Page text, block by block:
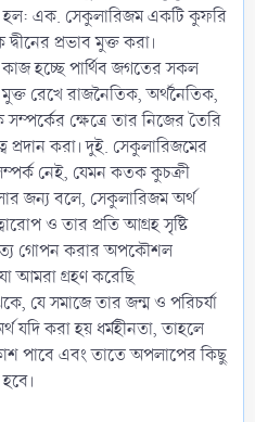
হল: এক. সেকুলারিজম একটি কুফরি
প্রভাব মুক্ত করা।
হচ্ছে পার্থিব জগতের সকল
মুক্ত রেখে রাজনৈতিক, অর্থনৈতিক,
ক্ষেত্রে তার নিজের তৈরি
প্রদান করা। দুই. সেকুলারিজমের
নেই, যেমন কতক কুচক্রী
জন্য বলে, সেকুলারিজম অর্থ
ও তার প্রতি আগ্রহ সৃষ্টি
গোপন করার অপকৌশল
আমরা গ্রহণ করেছি
যে সমাজে তার জন্ম ও পরিচর্যা
যদি করা হয় ধর্মহীনতা, তাহলে
পাবে এবং তাতে অপলাপের কিছু